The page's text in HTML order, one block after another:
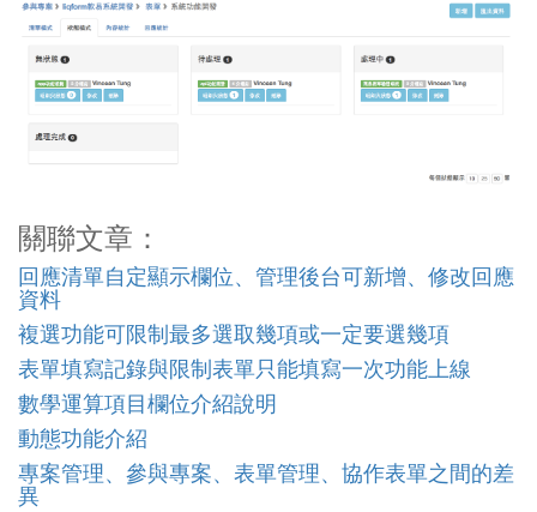
關聯文章：
回應清單自定顯示欄位、管理後台可新增、修改回應
資料
複選功能可限制最多選取幾項或一定要選幾項
表單填寫記錄與限制表單只能填寫一次功能上線
數學運算項目欄位介紹說明
動態功能介紹
專案管理、參與專案、表單管理、協作表單之間的差
異